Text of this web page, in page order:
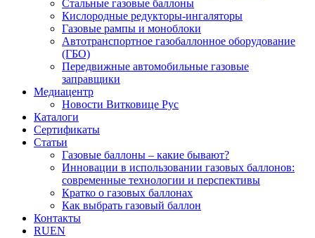
Стальные газовые баллоны
Кислородные редукторы-ингаляторы
Газовые рампы и моноблоки
Автотранспортное газобаллонное оборудование
(ГБО)
Передвижные автомобильные газовые
заправщики
Медиацентр
Новости Витковице Рус
Каталоги
Сертификаты
Статьи
Газовые баллоны – какие бывают?
Инновации в использовании газовых баллонов:
современные технологии и перспективы
Кратко о газовых баллонах
Как выбрать газовый баллон
Контакты
RUEN